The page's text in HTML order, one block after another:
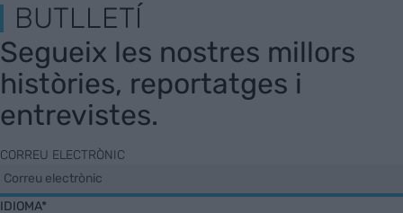
BUTLLETÍ
Segueix les nostres millors
històries, reportatges i
entrevistes.
CORREU ELECTRÒNIC
IDIOMA*